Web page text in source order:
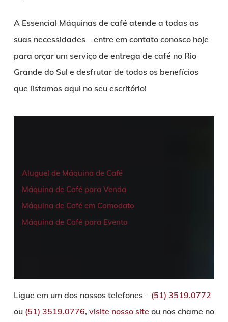
A Essencial Máquinas de café atende a todas as
suas necessidades – entre em contato conosco hoje
para orçar um serviço de entrega de café no Rio
Grande do Sul e desfrutar de todos os benefícios
que listamos aqui no seu escritório!
Aluguel de Máquina de Café
Máquina de Café para Venda
Máquina de Café em Comodato
Máquina de Café para Evento
Ligue em um dos nossos telefones – (51) 3519.0772
ou (51) 3519.0776, visite nosso site ou nos chame no